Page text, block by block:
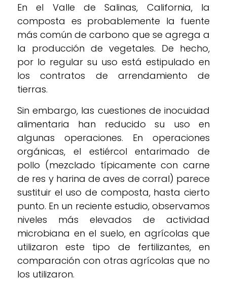
En el Valle de Salinas, California, la
composta es probablemente la fuente
más común de carbono que se agrega a
la producción de vegetales. De hecho,
por lo regular su uso está estipulado en
los contratos de arrendamiento de
tierras.
Sin embargo, las cuestiones de inocuidad
alimentaria han reducido su uso en
algunas operaciones. En operaciones
orgánicas, el estiércol entarimado de
pollo (mezclado típicamente con carne
de res y harina de aves de corral) parece
sustituir el uso de composta, hasta cierto
punto. En un reciente estudio, observamos
niveles más elevados de actividad
microbiana en el suelo, en agrícolas que
utilizaron este tipo de fertilizantes, en
comparación con otras agrícolas que no
los utilizaron.